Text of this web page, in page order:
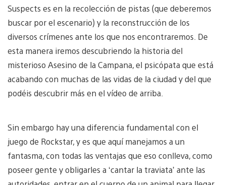
Suspects es en la recolección de pistas (que deberemos
buscar por el escenario) y la reconstrucción de los
diversos crímenes ante los que nos encontraremos. De
esta manera iremos descubriendo la historia del
misterioso Asesino de la Campana, el psicópata que está
acabando con muchas de las vidas de la ciudad y del que
podéis descubrir más en el vídeo de arriba.
Sin embargo hay una diferencia fundamental con el
juego de Rockstar, y es que aquí manejamos a un
fantasma, con todas las ventajas que eso conlleva, como
poseer gente y obligarles a ‘cantar la traviata’ ante las